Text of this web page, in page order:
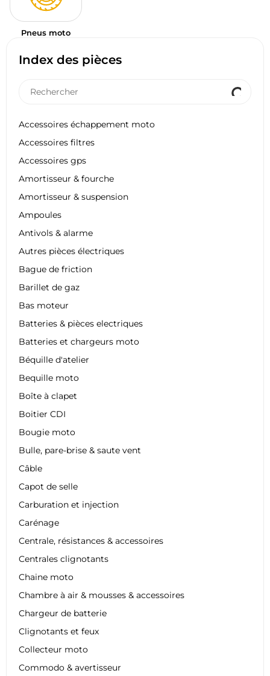
Index des pièces
Accessoires échappement moto
Accessoires filtres
Accessoires gps
Amortisseur & fourche
Amortisseur & suspension
Ampoules
Antivols & alarme
Autres pièces électriques
Bague de friction
Barillet de gaz
Bas moteur
Batteries & pièces electriques
Batteries et chargeurs moto
Béquille d'atelier
Bequille moto
Boîte à clapet
Boitier CDI
Bougie moto
Bulle, pare-brise & saute vent
Câble
Capot de selle
Carburation et injection
Carénage
Centrale, résistances & accessoires
Centrales clignotants
Chaine moto
Chambre à air & mousses & accessoires
Chargeur de batterie
Clignotants et feux
Collecteur moto
Commodo & avertisseur
Pneus moto